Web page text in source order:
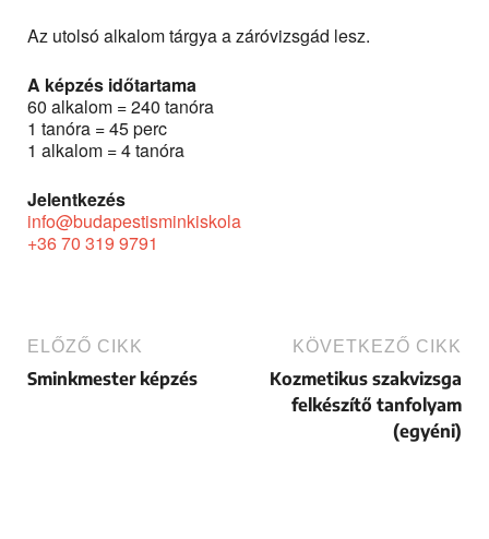
Az utolsó alkalom tárgya a záróvizsgád lesz.
A képzés időtartama
60 alkalom = 240 tanóra
1 tanóra = 45 perc
1 alkalom = 4 tanóra
Jelentkezés
info@budapestisminkiskola
+36 70 319 9791
ELŐZŐ CIKK
Sminkmester képzés
KÖVETKEZŐ CIKK
Kozmetikus szakvizsga
felkészítő tanfolyam
(egyéni)